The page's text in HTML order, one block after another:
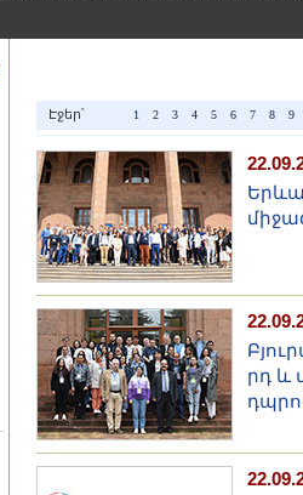
Էջեր՝ 1 2 3 4 5 6 7 8 9
րդ և